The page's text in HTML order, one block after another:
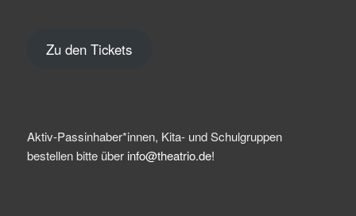
Zu den Tickets
Aktiv-Passinhaber*innen, Kita- und Schulgruppen
bestellen bitte über info@theatrio.de!